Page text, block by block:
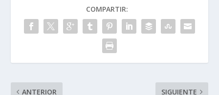
COMPARTIR:
ANTERIOR SIGUIENTE